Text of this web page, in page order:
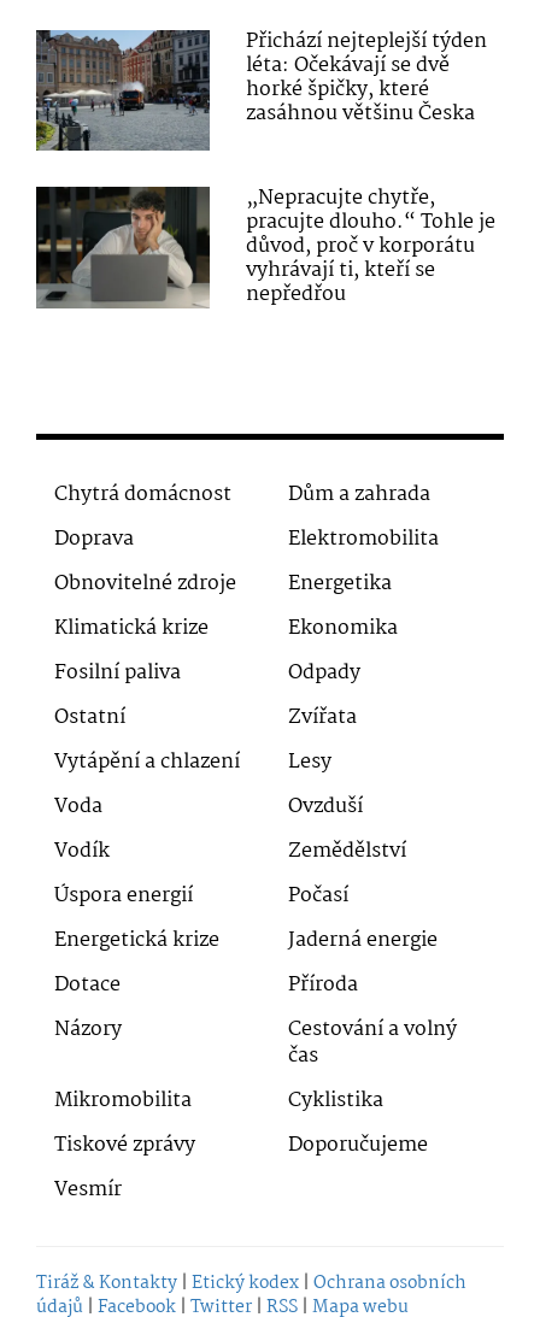
Přichází nejteplejší týden
léta: Očekávají se dvě
horké špičky, které
zasáhnou většinu Česka
„Nepracujte chytře,
pracujte dlouho.“ Tohle je
důvod, proč v korporátu
vyhrávají ti, kteří se
nepředřou
Chytrá domácnost
Dům a zahrada
Doprava
Elektromobilita
Obnovitelné zdroje
Energetika
Klimatická krize
Ekonomika
Fosilní paliva
Odpady
Ostatní
Zvířata
Vytápění a chlazení
Lesy
Voda
Ovzduší
Vodík
Zemědělství
Úspora energií
Počasí
Energetická krize
Jaderná energie
Dotace
Příroda
Názory
Cestování a volný
čas
Mikromobilita
Cyklistika
Tiskové zprávy
Doporučujeme
Vesmír
Tiráž & Kontakty | Etický kodex | Ochrana osobních
údajů | Facebook | Twitter | RSS | Mapa webu